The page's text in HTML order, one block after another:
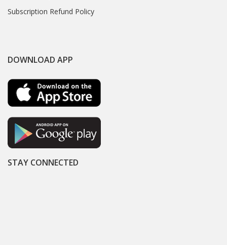
Subscription Refund Policy
DOWNLOAD APP
STAY CONNECTED